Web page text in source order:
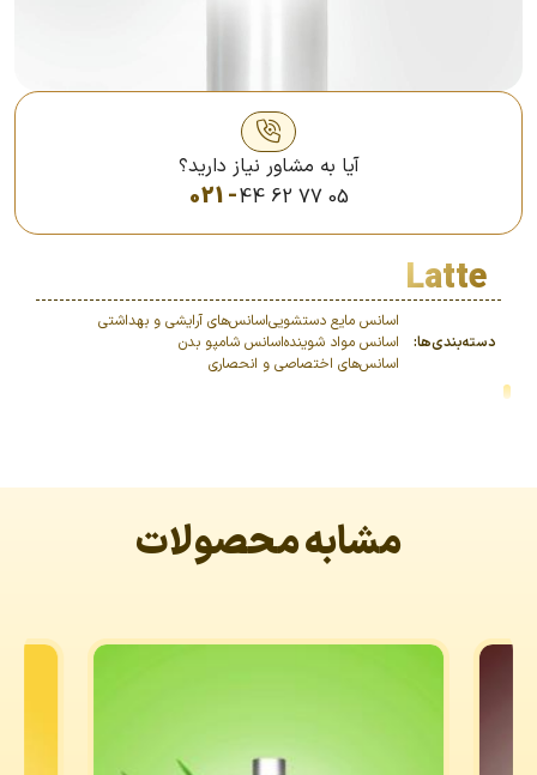
آیا به مشاور نیاز دارید؟
021 -44 62 77 05
Latte
دسته‌بندی‌ها:
اسانس مایع دستشوییاسانس‌های آرایشی و بهداشتی
اسانس مواد شویندهاسانس شامپو بدن
اسانس‌های اختصاصی و انحصاری
مشابه محصولات